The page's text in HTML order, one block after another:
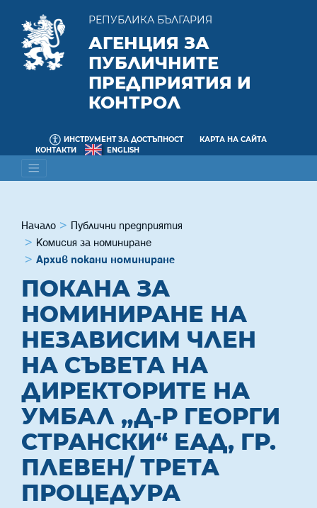
РЕПУБЛИКА БЪЛГАРИЯ
АГЕНЦИЯ ЗА
ПУБЛИЧНИТЕ
ПРЕДПРИЯТИЯ И
КОНТРОЛ
ИНСТРУМЕНТ ЗА ДОСТЪПНОСТ
КАРТА НА САЙТА
КОНТАКТИ
ENGLISH
Начало
Публични предприятия
Комисия за номиниране
Архив покани номиниране
ПОКАНА ЗА
НОМИНИРАНЕ НА
НЕЗАВИСИМ ЧЛЕН
НА СЪВЕТА НА
ДИРЕКТОРИТЕ НА
УМБАЛ „Д-Р ГЕОРГИ
СТРАНСКИ“ ЕАД, ГР.
ПЛЕВЕН/ ТРЕТА
ПРОЦЕДУРА